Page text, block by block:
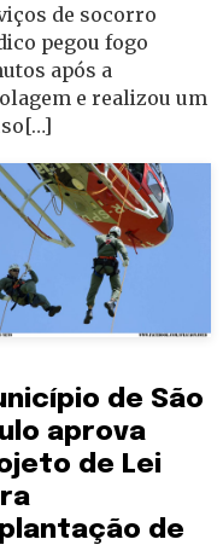
de socorro
pegou fogo
após a
e realizou um
de São
aprova
de Lei
de